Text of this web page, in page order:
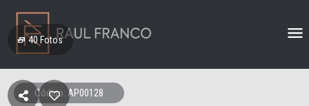
40 Fotos
Código: AP00128